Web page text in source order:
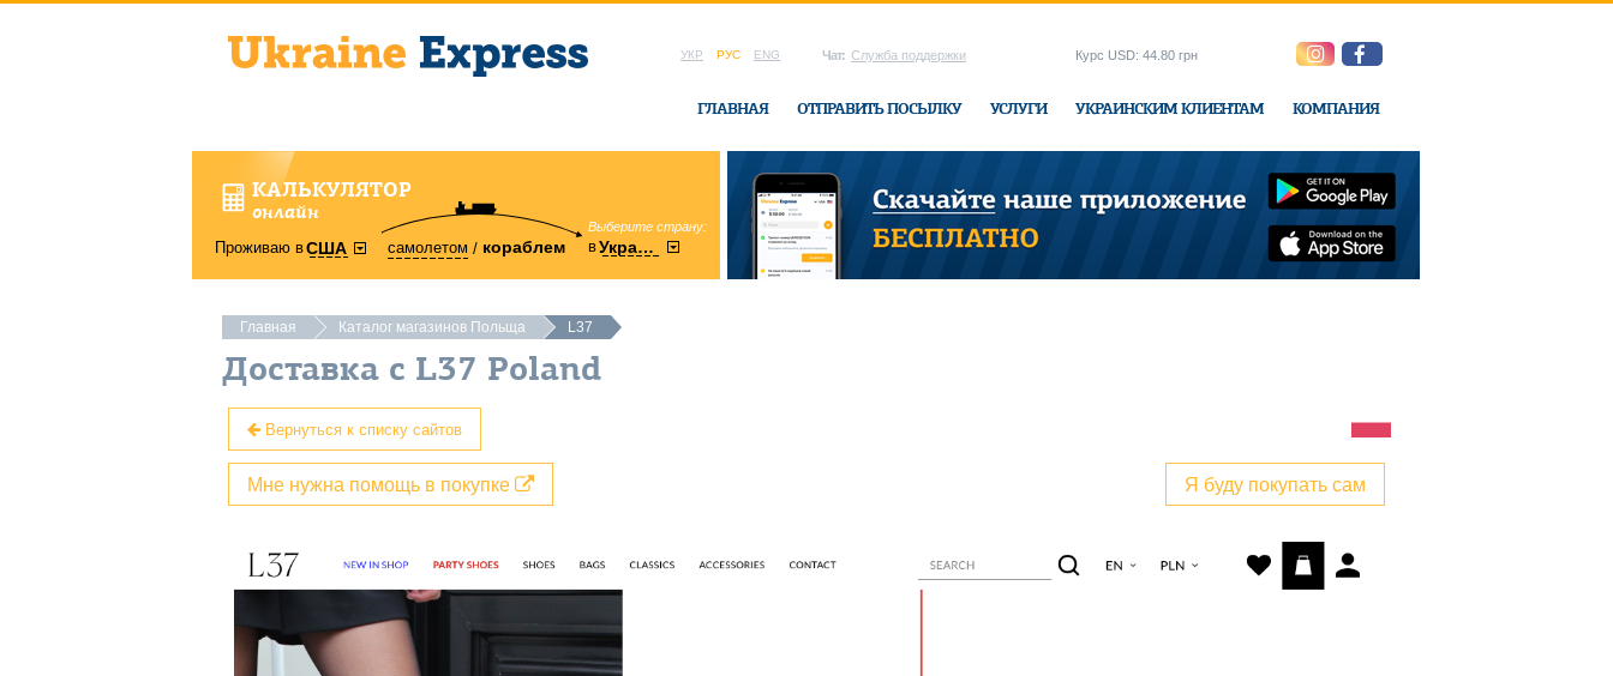
УКР РУС ENG Чат: Служба поддержки
ГЛАВНАЯ ОТПРАВИТЬ ПОСЫЛКУ УСЛУГИ УКРАИНСКИМ КЛИЕНТАМ КОМПАНИЯ
Курс USD: 44.80 грн
КАЛЬКУЛЯТОР
онлайн
Проживаю вСША самолетом кораблем
Выберите страну:
вУкраину
область:
Винницкая в офисе Ukraine-Express
Главная Каталог магазинов Польща L37
Доставка с L37 Poland
Вернуться к списку сайтов
Я буду покупать сам
Мне нужна помощь в покупке